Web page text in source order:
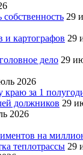
29
и картографов 29
дело 29
2026
за 1
должников 29
2026
на
теплотрассы 29